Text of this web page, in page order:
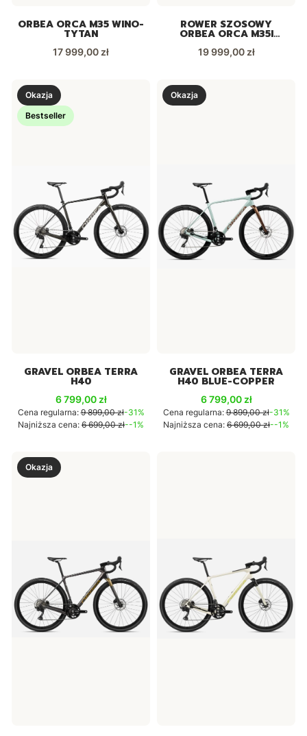
ORBEA ORCA M35 WINO-
TYTAN
Cena
17 999,00 zł
ROWER SZOSOWY
ORBEA ORCA M35I
Cena
19 999,00 zł
Okazja
Bestseller
GRAVEL ORBEA TERRA
H40
Cena promocyjna
6 799,00 zł
Cena regularna: 9 899,00 zł-31%
Najniższa cena: 6 699,00 zł--1%
Okazja
GRAVEL ORBEA TERRA
H40 BLUE-COPPER
Cena promocyjna
6 799,00 zł
Cena regularna: 9 899,00 zł-31%
Najniższa cena: 6 699,00 zł--1%
Okazja